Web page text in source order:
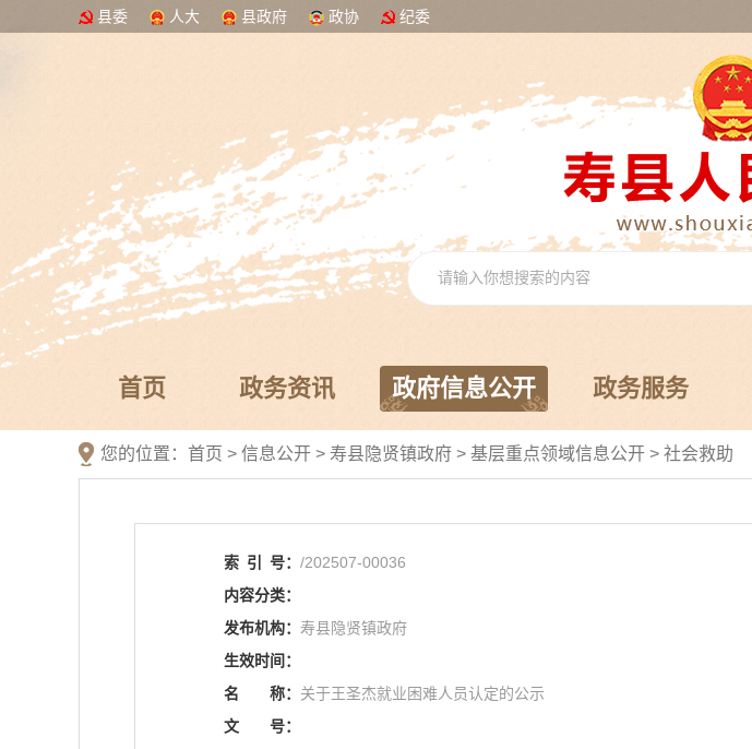
县委 人大 县政府 政协 纪委
首页 政务资讯 政府信息公开 政务服务
您的位置： 首页 > 信息公开 > 寿县隐贤镇政府 > 基层重点领域信息公开 > 社会救助
索 引 号： /202507-00036
内容分类：
发布机构： 寿县隐贤镇政府
生效时间：
名
称： 关于王圣杰就业困难人员认定的公示
文
号：